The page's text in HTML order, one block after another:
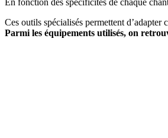
En fonction des spécificités de chaque
Ces outils spécialisés permettent
Parmi les équipements utilisés, on